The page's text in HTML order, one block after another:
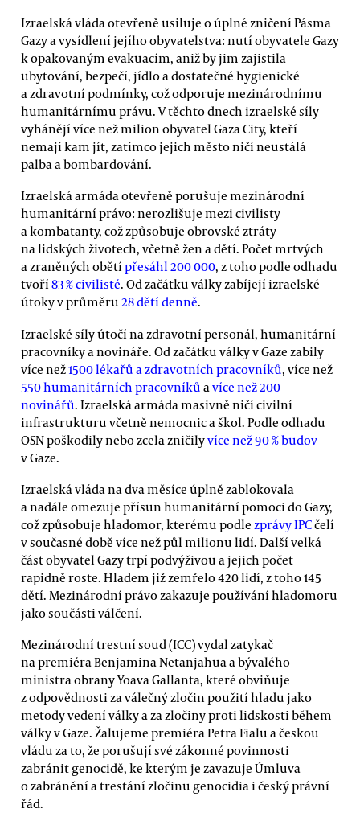
Izraelská vláda otevřeně usiluje o úplné zničení Pásma
Gazy a vysídlení jejího obyvatelstva: nutí obyvatele Gazy
k opakovaným evakuacím, aniž by jim zajistila
ubytování, bezpečí, jídlo a dostatečné hygienické
a zdravotní podmínky, což odporuje mezinárodnímu
humanitárnímu právu. V těchto dnech izraelské síly
vyhánějí více než milion obyvatel Gaza City, kteří
nemají kam jít, zatímco jejich město ničí neustálá
palba a bombardování.
Izraelská armáda otevřeně porušuje mezinárodní
humanitární právo: nerozlišuje mezi civilisty
a kombatanty, což způsobuje obrovské ztráty
na lidských životech, včetně žen a dětí. Počet mrtvých
a zraněných obětípřesáhl 200 000, z toho podle odhadu
tvoří83 % civilisté. Od začátku války zabíjejí izraelské
útoky v průměru 28 dětí denně.
Izraelské síly útočí na zdravotní personál, humanitární
pracovníky a novináře. Od začátku války v Gaze zabily
více než1500 lékařů a zdravotních pracovníků, více než
550 humanitárních pracovníků a více než 200
novinářů. Izraelská armáda masivně ničí civilní
infrastrukturu včetně nemocnic a škol. Podle odhadu
OSN poškodily nebo zcela zničilyvíce než 90 % budov
v Gaze.
Izraelská vláda na dva měsíce úplně zablokovala
a nadále omezuje přísun humanitární pomoci do Gazy,
což způsobuje hladomor, kterému podle zprávy IPCčelí
v současné době více než půl milionu lidí. Další velká
část obyvatel Gazy trpí podvýživou a jejich počet
rapidně roste. Hladem již zemřelo 420 lidí, z toho 145
dětí. Mezinárodní právo zakazuje používání hladomoru
jako součásti válčení.
Mezinárodní trestní soud (ICC) vydal zatykač
na premiéra Benjamina Netanjahua a bývalého
ministra obrany Yoava Gallanta, které obviňuje
z odpovědnosti za válečný zločin použití hladu jako
metody vedení války a za zločiny proti lidskosti během
války v Gaze. Žalujeme premiéra Petra Fialu a českou
vládu za to, že porušují své zákonné povinnosti
zabránit genocidě, ke kterým je zavazuje Úmluva
o zabránění a trestání zločinu genocidia i český právní
řád.